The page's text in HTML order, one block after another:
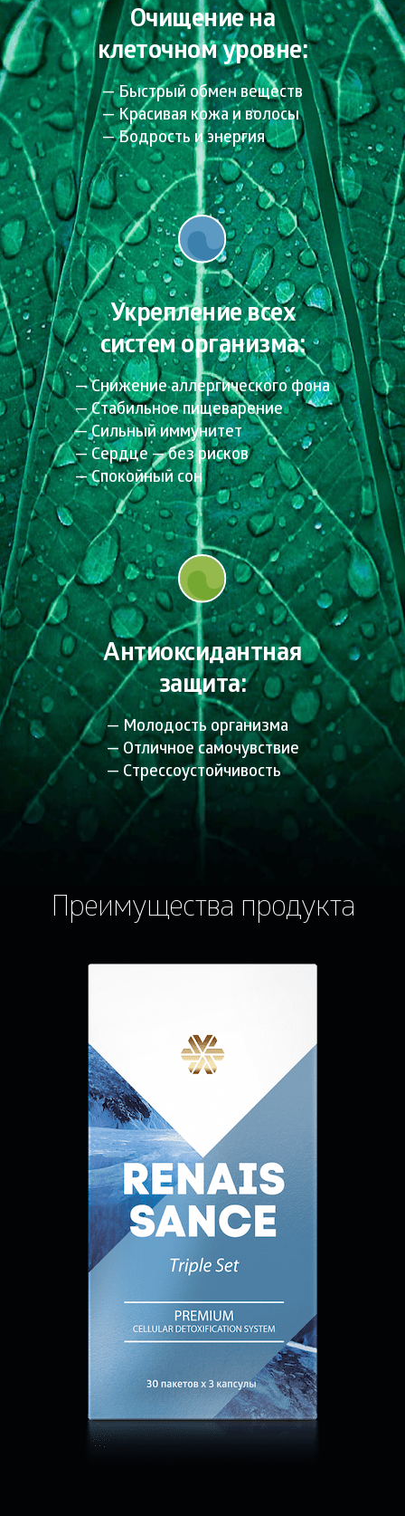
Очищение на
клеточном уровне:
Быстрый обмен веществ
Красивая кожа и волосы
Бодрость и энергия
Укрепление всех
систем организма:
Снижение аллергического фона
Стабильное пищеварение
Сильный иммунитет
Сердце — без рисков
Спокойный сон
Антиоксидантная
защита:
Молодость организма
Отличное самочувствие
Стрессоустойчивость
Преимущества продукта